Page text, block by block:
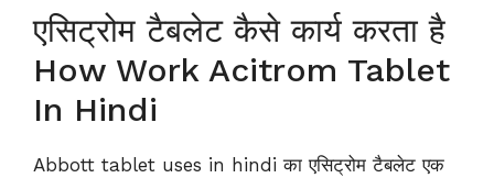
एसिट्रोम टैबलेट कैसे कार्य करता है
How Work Acitrom Tablet
In Hindi
Abbott tablet uses in hindi का एसिट्रोम टैबलेट एक